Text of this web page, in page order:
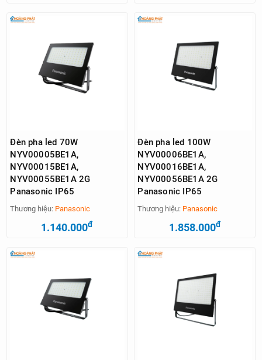
Đèn pha led 70W
NYV00005BE1A,
NYV00015BE1A,
NYV00055BE1A 2G
Panasonic IP65
Thương hiệu: Panasonic
1.140.000đ
Đèn pha led 100W
NYV00006BE1A,
NYV00016BE1A,
NYV00056BE1A 2G
Panasonic IP65
Thương hiệu: Panasonic
1.858.000đ